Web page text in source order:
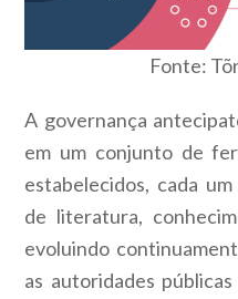
Fonte:
A governança
em um conjunto de
estabelecidos, cada
de literatura,
evoluindo
as autoridades